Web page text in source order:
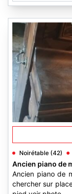
Noirétable (42)
Ancien piano de
Ancien piano de
chercher sur